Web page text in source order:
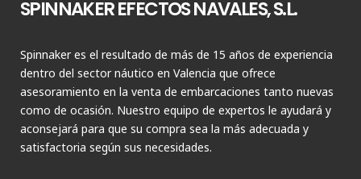
SPINNAKER EFECTOS NAVALES, S.L.
Spinnaker es el resultado de más de 15 años de experiencia
dentro del sector náutico en Valencia que ofrece
asesoramiento en la venta de embarcaciones tanto nuevas
como de ocasión. Nuestro equipo de expertos le ayudará y
aconsejará para que su compra sea la más adecuada y
satisfactoria según sus necesidades.